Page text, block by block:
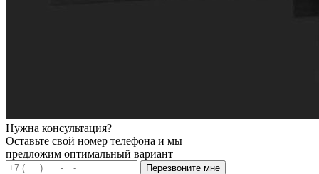
Нужна консультация?
Оставьте свой номер телефона и мы
предложим оптимальный вариант
Перезвоните мне